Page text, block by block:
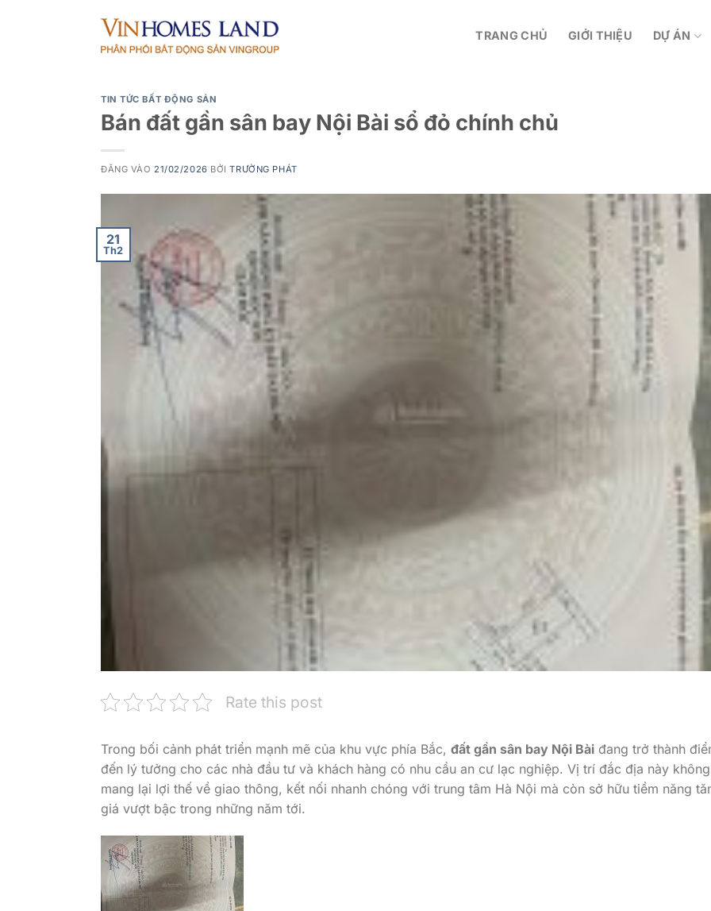
TRANG CHỦ GIỚI THIỆU DỰ ÁN
TIN TỨC BẤT ĐỘNG SẢN
Bán đất gần sân bay Nội Bài sổ đỏ chính chủ
ĐĂNG VÀO 21/02/2026 BỞITRƯỜNG PHÁT
21
Th2
Rate this post
Trong bối cảnh phát triển mạnh mẽ của khu vực phía Bắc, đất gần sân bay Nội Bài đang trở thành
đến lý tưởng cho các nhà đầu tư và khách hàng có nhu cầu an cư lạc nghiệp. Vị trí đắc địa này
mang lại lợi thế về giao thông, kết nối nhanh chóng với trung tâm Hà Nội mà còn sở hữu tiềm năng
giá vượt bậc trong những năm tới.